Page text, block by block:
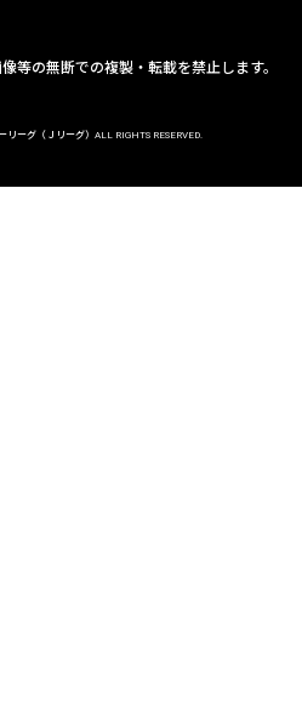
等の無断での複製・転載を禁止します。
ーグ（Ｊリーグ）ALL RIGHTS RESERVED.